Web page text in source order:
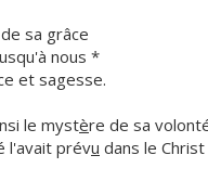
sa grâce
nous *
et sagesse.
le mystère de sa
l'avait prévu dans le Christ